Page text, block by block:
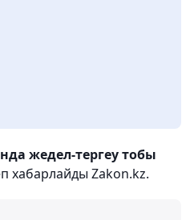
жедел-тергеу тобы
хабарлайды Zakon.kz.